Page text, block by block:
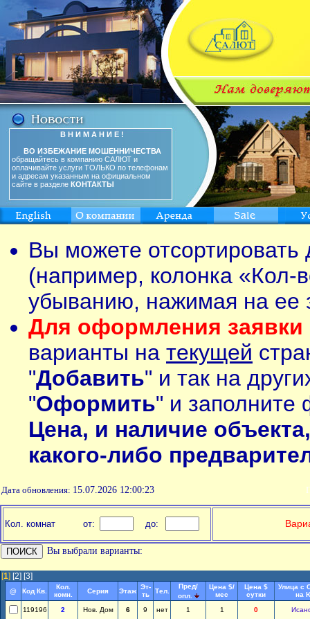
В Н И М А Н И Е !
ВО ИЗБЕЖАНИЕ МОШЕННИЧЕСТВА
обращайтесь в компанию САЛЮТ и
оплачивайте услуги ТОЛЬКО по телефонам
и адресам указанным на официальном
сайте в разделе КОНТАКТЫ
Вы можете
(например, колонка «Кол-
убыванию, нажимая на ее
Для оформления заявки
варианты на текущей
"Добавить" и так на
"Оформить" и заполните
Цена, и наличие
какого-либо
Дата обновления: 15.07.2026 12:00:23
Кол. комнат от: до:
Вы выбрали варианты:
[1] [2] [3]
@ Код Кв.
Кол.
комн.
Серия Этаж
Эт-
ть
Тел.
Пред/
опл.
Цена $/
мес
Цена $
сутки
Улица с
на
119196
2 Нов. Дом 6 9 нет 1 1 0